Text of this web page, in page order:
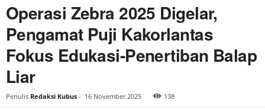
Operasi Zebra 2025 Digelar,
Pengamat Puji Kakorlantas
Fokus Edukasi-Penertiban Balap
Liar
Penulis Redaksi Kubus - 16 November 2025 138